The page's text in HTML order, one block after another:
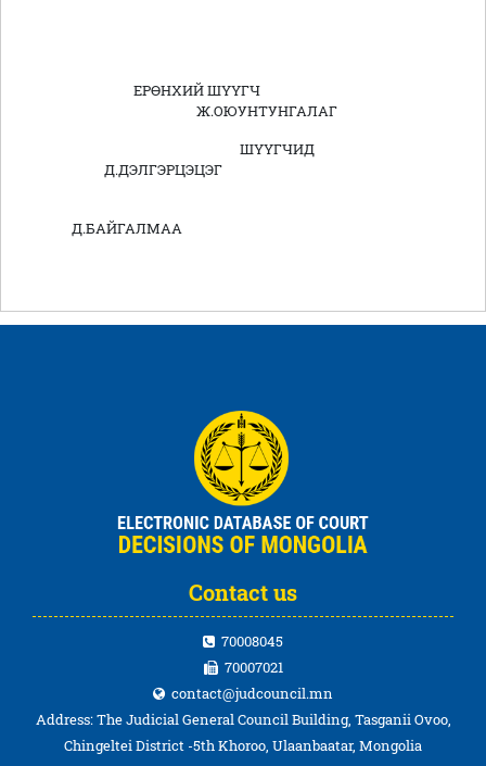
ЕРӨНХИЙ ШҮҮГЧ
Ж.ОЮУНТУНГАЛАГ
ШҮҮГЧИД
Д.ДЭЛГЭРЦЭЦЭГ
Д.БАЙГАЛМАА
Contact us
70008045
70007021
contact@judcouncil.mn
Address: The Judicial General Council Building, Tasganii Ovoo,
Chingeltei District -5th Khoroo, Ulaanbaatar, Mongolia